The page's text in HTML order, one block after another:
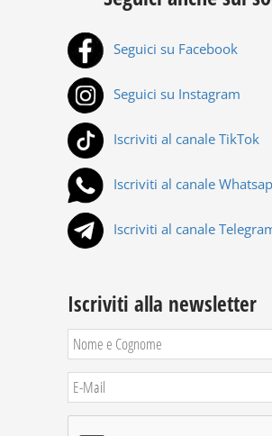
Seguici su Facebook
Seguici su Instagram
Iscriviti al canale TikTok
Iscriviti al canale
Iscriviti al canale
Iscriviti alla newsletter